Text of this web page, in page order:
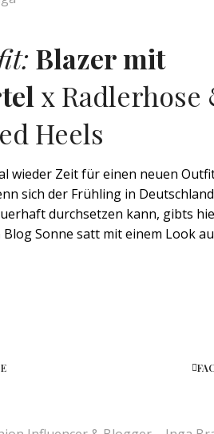
Blazer mit
x Radlerhose
Heels
wieder Zeit für einen neuen
sich der Frühling in
durchsetzen kann, gibts
Blog Sonne satt mit einem Look